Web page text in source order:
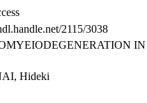
2115/3038
Hideki